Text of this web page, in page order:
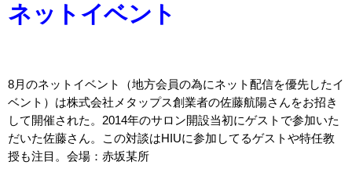
ネットイベント
8月のネットイベント（地方会員の為にネット配信を優先したイ
ベント）は株式会社メタップス創業者の佐藤航陽さんをお招き
して開催された。2014年のサロン開設当初にゲストで参加いた
だいた佐藤さん。この対談はHIUに参加してるゲストや特任教
授も注目。会場 ：赤坂某所